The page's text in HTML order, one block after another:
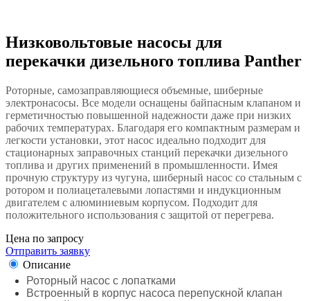
Низковольтовые насосы для
перекачки дизельного топлива Panther
Роторные, самозаправляющиеся объемные, шиберные
электронасосы. Все модели оснащены байпасным клапаном и
герметичностью повышенной надежности даже при низких
рабочих температурах. Благодаря его компактным размерам и
легкости установки, этот насос идеально подходит для
стационарных заправочных станций перекачки дизельного
топлива и других применений в промышленности. Имея
прочную структуру из чугуна, шиберный насос со стальным с
ротором и полиацеталевыми лопастями и индукционным
двигателем с алюминиевым корпусом. Подходит для
положительного использования с защитой от перегрева.
Цена по запросу
Отправить заявку
Описание
Роторный насос с лопатками
Встроенный в корпус насоса перепускной клапан